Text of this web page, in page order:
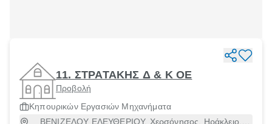
11. ΣΤΡΑΤΑΚΗΣ Δ & Κ ΟΕ
Προβολή
Κηπουρικών Εργασιών Μηχανήματα
ΒΕΝΙΖΕΛΟΥ ΕΛΕΥΘΕΡΙΟΥ, Χερσόνησος, Ηράκλειο,